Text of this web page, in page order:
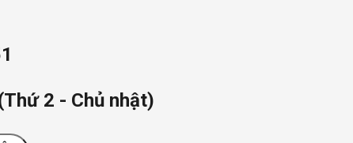
2 - Chủ nhật)